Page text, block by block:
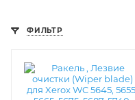
ФИЛЬТР